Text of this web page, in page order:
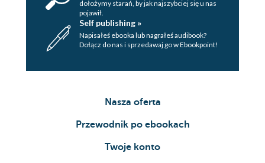
dołożymy starań, by jak najszybciej się u nas
pojawił.
Self publishing »
Napisałeś ebooka lub nagrałeś audibook?
Dołącz do nas i sprzedawaj go w Ebookpoint!
Nasza oferta
Przewodnik po ebookach
Twoje konto